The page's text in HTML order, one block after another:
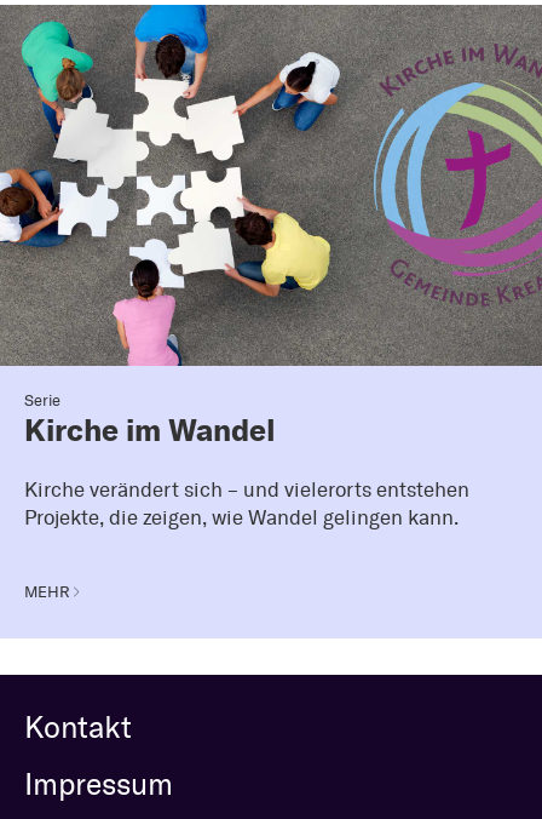
Serie
Kirche im Wandel
Kirche verändert sich – und vielerorts entstehen
Projekte, die zeigen, wie Wandel gelingen kann.
MEHR
Kontakt
Impressum